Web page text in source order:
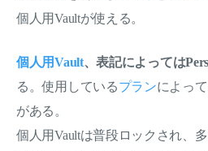
個人用Vaultが使える。
個人用Vault、表記によっては
る。使用しているプランによっ
がある。
個人用Vaultは普段ロックされ、